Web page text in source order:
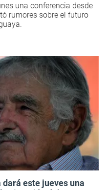
una conferencia desde
rumores sobre el futuro
este jueves una